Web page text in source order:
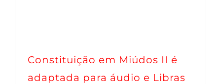
Constituição em Miúdos II é
adaptada para áudio e Libras